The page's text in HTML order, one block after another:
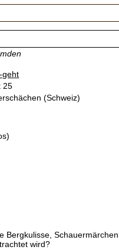
geht
25
(Schweiz)
Bergkulisse,
wird?